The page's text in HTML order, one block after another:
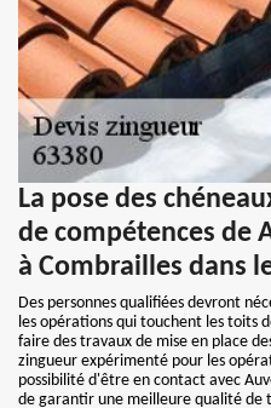
La pose des
de compétences de
à Combrailles dans
Des personnes qualifiées devront
les opérations qui touchent les toits
faire des travaux de mise en place
zingueur expérimenté pour les
possibilité d'être en contact avec
de garantir une meilleure qualité de